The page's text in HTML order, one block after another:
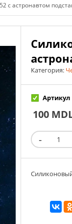
с астронавтом
Категория:
Артикул
100